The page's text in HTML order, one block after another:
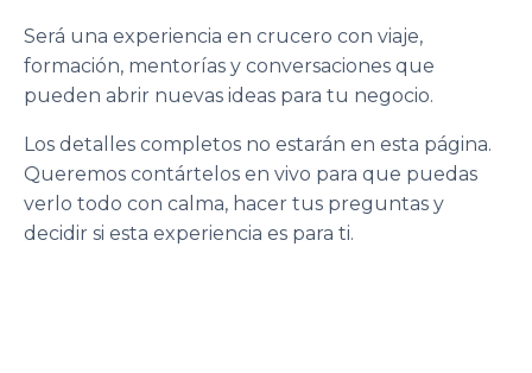
Será una experiencia en crucero con viaje,
formación, mentorías y conversaciones que
pueden abrir nuevas ideas para tu negocio.
Los detalles completos no estarán en esta página.
Queremos contártelos en vivo para que puedas
verlo todo con calma, hacer tus preguntas y
decidir si esta experiencia es para ti.